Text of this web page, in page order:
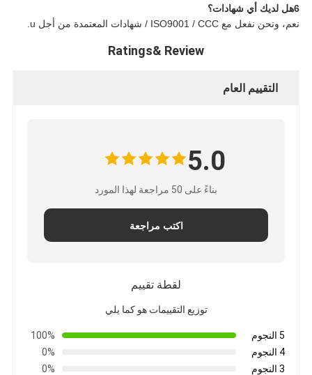
6هل لديك أي شهادات؟
نعم، ونحن نفعل مع ISO9001 / CCC / شهادات المعتمدة من أجل u.
Ratings& Review
التقييم العام
5.0
بناءً على 50 مراجعة لهذا المورد
اكتب مراجعة
لقطة تقييم
توزيع التقييمات هو كما يلي
5 النجوم
100%
4 النجوم
0%
3 النجوم
0%